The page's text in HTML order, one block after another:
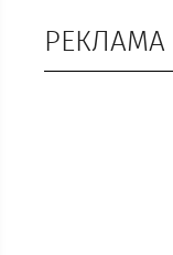
РЕКЛАМА